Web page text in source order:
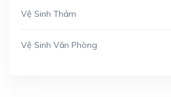
Vệ Sinh Thảm
Vệ Sinh Văn Phòng